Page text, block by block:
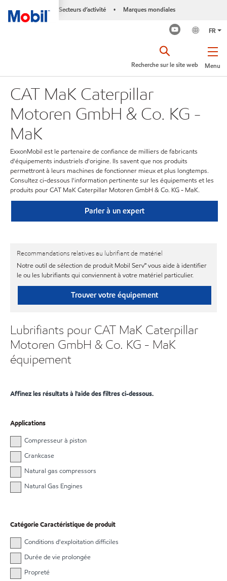
Secteurs d’activité • Marques mondiales
FR
Menu
Recherche sur le site web
CAT MaK Caterpillar
Motoren GmbH & Co. KG -
MaK
ExxonMobil est le partenaire de confiance de milliers de fabricants
d'équipements industriels d'origine. Ils savent que nos produits
permettront à leurs machines de fonctionner mieux et plus longtemps.
Consultez ci-dessous l'information pertinente sur les équipements et les
produits pour CAT MaK Caterpillar Motoren GmbH & Co. KG - MaK.
Parler à un expert
Recommandations relatives au lubrifiant de matériel
Notre outil de sélection de produit Mobil Serv℠ vous aide à identifier
le ou les lubrifiants qui conviennent à votre matériel particulier.
Trouver votre équipement
Lubrifiants pour CAT MaK Caterpillar
Motoren GmbH & Co. KG - MaK
équipement
Affinez les résultats à l'aide des filtres ci-dessous.
Applications
Compresseur à piston
Crankcase
Natural gas compressors
Natural Gas Engines
Catégorie Caractéristique de produit
Conditions d'exploitation difficiles
Durée de vie prolongée
Propreté